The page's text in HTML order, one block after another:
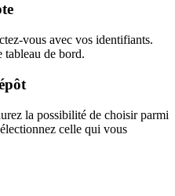
vous avec vos identifiants.
tableau de bord.
la possibilité de choisir parmi
celle qui vous